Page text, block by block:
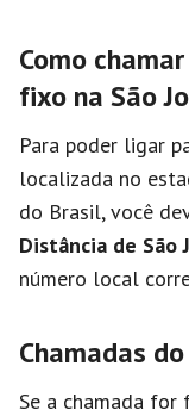
Como
fixo na São
Para poder ligar
localizada no
do Brasil, você
Distância de São
número local
Chamadas
Se a chamada for